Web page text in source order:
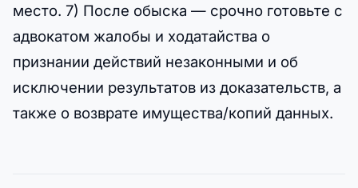
место. 7) После обыска — срочно готовьте с
адвокатом жалобы и ходатайства о
признании действий незаконными и об
исключении результатов из доказательств, а
также о возврате имущества/копий данных.